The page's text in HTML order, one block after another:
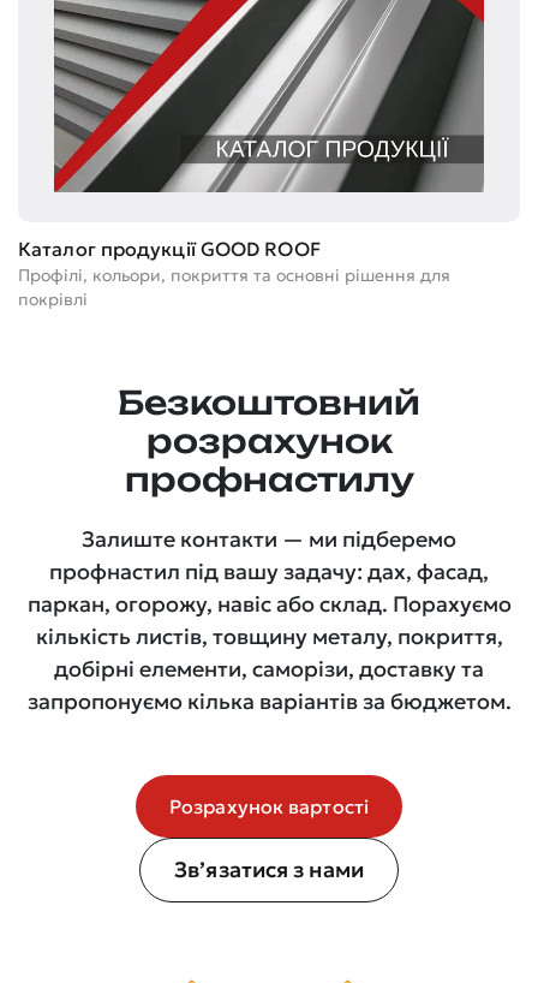
Каталог продукції GOOD ROOF
Профілі, кольори, покриття та основні рішення для
покрівлі
Безкоштовний
розрахунок
профнастилу
Залиште контакти — ми підберемо
профнастил під вашу задачу: дах, фасад,
паркан, огорожу, навіс або склад. Порахуємо
кількість листів, товщину металу, покриття,
добірні елементи, саморізи, доставку та
запропонуємо кілька варіантів за бюджетом.
Розрахунок вартості
Зв’язатися з нами